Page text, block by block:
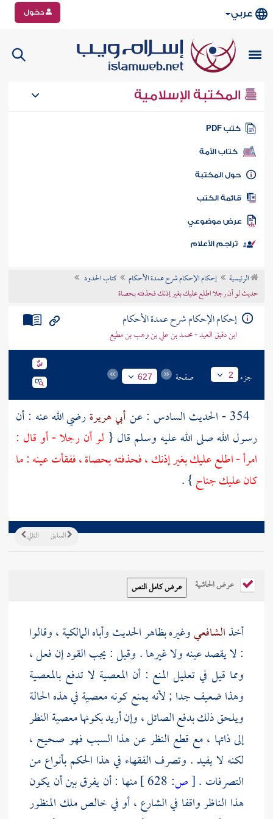
عربي دخول
المكتبة الإسلامية
كتب PDF
كتاب الأمة
المكتبة
الكتب
موضوعي
تراجم الأعلام
الرئيسية إحكام الإحكام شرح عمدة الأحكام
كتاب الحدود
حديث لو أن رجلا اطلع عليك بغير إذنك فحذفته بحصاة
إحكام الإحكام شرح عمدة الأحكام
ابن دقيق العيد - محمد بن علي بن وهب بن مطيع
جزء 2 صفحة 627
أبي هريرةرضي الله عنه : أن
رسول الله صلى الله عليه وسلم قال { لو أن رجلا - أو قال :
امرأ - اطلع عليك بغير إذنك ، فحذفته بحصاة ، ففقأت عينه : ما
كان عليك جناح} .
التالي السابق
عرض الحاشية
أخذالشافعيوغيره بظاهر الحديث وأباه المالكية ، وقالوا
: لا يقصد عينه ولا غيرها . وقيل : يجب القود إن فعل ،
ومما قيل في تعليل المنع : أن المعصية لا تدفع بالمعصية
وهذا ضعيف جدا ; لأنه يمنع كونه معصية في هذه الحالة
ويلحق ذلك بدفع الصائل ، وإن أريد بكونها معصية النظر
إلى ذاتها ، مع قطع النظر عن هذا السبب فهو صحيح ،
لكنه لا يفيد . وتصرف الفقهاء في هذا الحكم بأنواع من
التصرفات .[ص:
منها : أن يفرق بين أن يكون
هذا الناظر واقفا في الشارع ، أو في خالص ملك المنظور